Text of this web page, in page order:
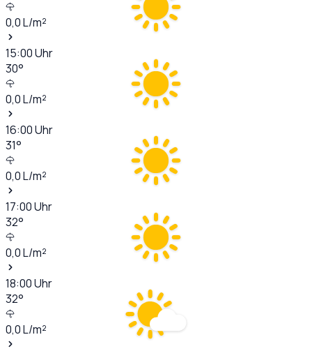
0,0L/m²
15:00Uhr
30°
0,0L/m²
16:00Uhr
31°
0,0L/m²
17:00Uhr
32°
0,0L/m²
18:00Uhr
32°
0,0L/m²